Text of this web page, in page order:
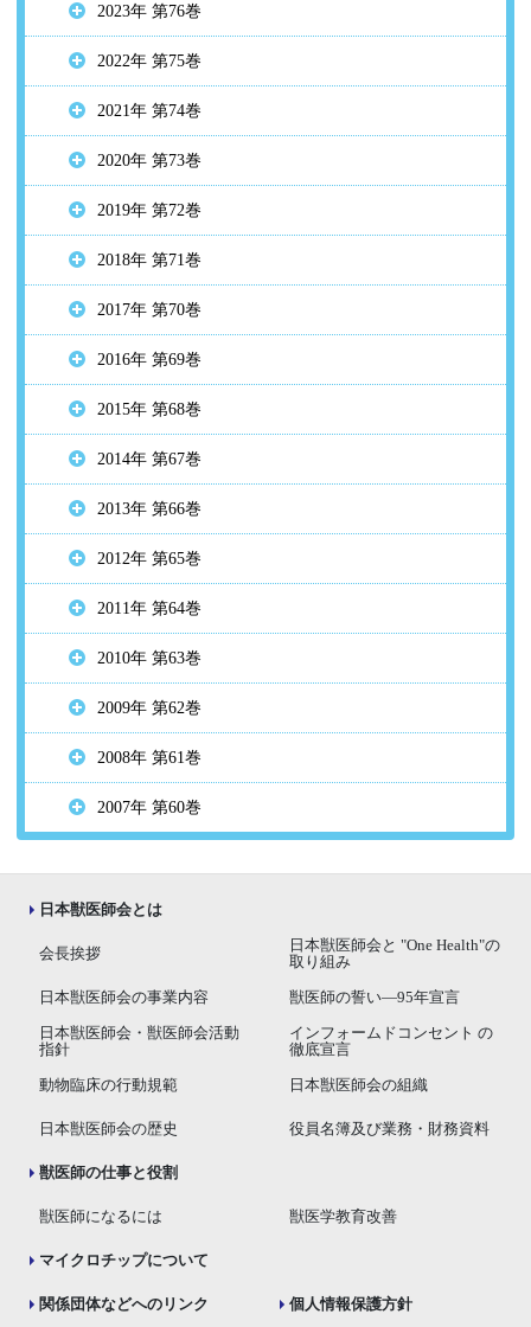
2023年 第76巻
2022年 第75巻
2021年 第74巻
2020年 第73巻
2019年 第72巻
2018年 第71巻
2017年 第70巻
2016年 第69巻
2015年 第68巻
2014年 第67巻
2013年 第66巻
2012年 第65巻
2011年 第64巻
2010年 第63巻
2009年 第62巻
2008年 第61巻
2007年 第60巻
日本獣医師会とは
会長挨拶
日本獣医師会と "One Health"の
取り組み
日本獣医師会の事業内容 獣医師の誓い―95年宣言
日本獣医師会・獣医師会活動
指針
インフォームドコンセント の
徹底宣言
動物臨床の行動規範 日本獣医師会の組織
日本獣医師会の歴史 役員名簿及び業務・財務資料
獣医師の仕事と役割
獣医師になるには 獣医学教育改善
マイクロチップについて
関係団体などへのリンク 個人情報保護方針